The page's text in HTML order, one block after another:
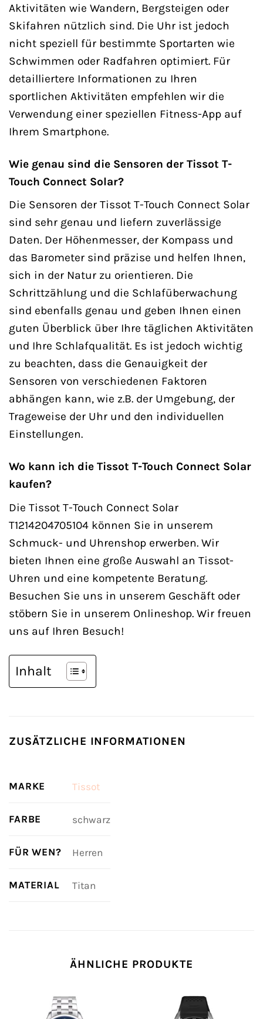
Aktivitäten wie Wandern, Bergsteigen oder
Skifahren nützlich sind. Die Uhr ist jedoch
nicht speziell für bestimmte Sportarten wie
Schwimmen oder Radfahren optimiert. Für
detailliertere Informationen zu Ihren
sportlichen Aktivitäten empfehlen wir die
Verwendung einer speziellen Fitness-App auf
Ihrem Smartphone.
Wie genau sind die Sensoren der Tissot T-
Touch Connect Solar?
Die Sensoren der Tissot T-Touch Connect Solar
sind sehr genau und liefern zuverlässige
Daten. Der Höhenmesser, der Kompass und
das Barometer sind präzise und helfen Ihnen,
sich in der Natur zu orientieren. Die
Schrittzählung und die Schlafüberwachung
sind ebenfalls genau und geben Ihnen einen
guten Überblick über Ihre täglichen Aktivitäten
und Ihre Schlafqualität. Es ist jedoch wichtig
zu beachten, dass die Genauigkeit der
Sensoren von verschiedenen Faktoren
abhängen kann, wie z.B. der Umgebung, der
Trageweise der Uhr und den individuellen
Einstellungen.
Wo kann ich die Tissot T-Touch Connect Solar
kaufen?
Die Tissot T-Touch Connect Solar
T1214204705104 können Sie in unserem
Schmuck- und Uhrenshop erwerben. Wir
bieten Ihnen eine große Auswahl an Tissot-
Uhren und eine kompetente Beratung.
Besuchen Sie uns in unserem Geschäft oder
stöbern Sie in unserem Onlineshop. Wir freuen
uns auf Ihren Besuch!
Inhalt
ZUSÄTZLICHE INFORMATIONEN
MARKE Tissot
FARBE schwarz
FÜR WEN? Herren
MATERIAL Titan
ÄHNLICHE PRODUKTE